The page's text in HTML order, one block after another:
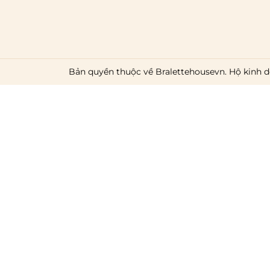
Bản quyền thuộc về Bralettehousevn. Hộ kinh